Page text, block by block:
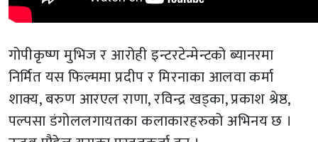
गोपीकृष्ण मुभिज र आरोही इन्टरटेन्मेन्टको ब्यानरमा
निर्मित यस फिल्ममा प्रदीप र मिरनाका आलवा कर्मा
शाक्य, बरुण आरएल राणा, रविन्द्र खड्का, प्रकाश श्रेष्ठ,
पल्पसा डंगोललगायतका कलाकारहरुको अभिनय छ ।